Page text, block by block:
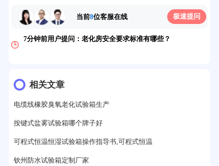
当前8位客服在线 极速提问
7分钟前用户提问： 老化房安全要求标准有哪些？
10分钟前用户提问：高温老化房一般温度多少？
13分钟前用户提问：
15分钟前用户提问：高低温试验箱玻璃用什么材料？
17分钟前用户提问：步入式老化房有多大的？
22分钟前用户提问：紫外线老化箱辐照时间是多久？
25分钟前用户提问：老化箱和干燥箱区别？
相关文章
电缆线橡胶臭氧老化试验箱生产
按键式盐雾试验箱哪个牌子好
可程式恒温恒湿试验箱操作指导书,可程式恒温
钦州防水试验箱定制厂家